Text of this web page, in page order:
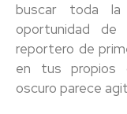
buscar toda
oportunidad
reportero de
en tus propios
oscuro parece